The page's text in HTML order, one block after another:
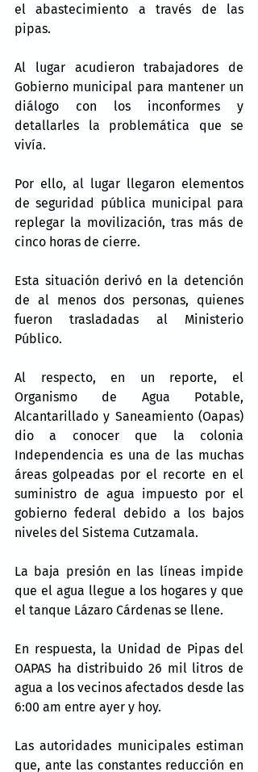
el abastecimiento a través de las
pipas.
Al lugar acudieron trabajadores de
Gobierno municipal para mantener un
diálogo con los inconformes y
detallarles la problemática que se
vivía.
Por ello, al lugar llegaron elementos
de seguridad pública municipal para
replegar la movilización, tras más de
cinco horas de cierre.
Esta situación derivó en la detención
de al menos dos personas, quienes
fueron trasladadas al Ministerio
Público.
Al respecto, en un reporte, el
Organismo de Agua Potable,
Alcantarillado y Saneamiento (Oapas)
dio a conocer que la colonia
Independencia es una de las muchas
áreas golpeadas por el recorte en el
suministro de agua impuesto por el
gobierno federal debido a los bajos
niveles del Sistema Cutzamala.
La baja presión en las líneas impide
que el agua llegue a los hogares y que
el tanque Lázaro Cárdenas se llene.
En respuesta, la Unidad de Pipas del
OAPAS ha distribuido 26 mil litros de
agua a los vecinos afectados desde las
6:00 am entre ayer y hoy.
Las autoridades municipales estiman
que, ante las constantes reducción en